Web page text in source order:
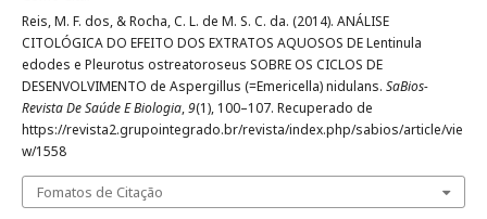
Reis, M. F. dos, & Rocha, C. L. de M. S. C. da. (2014). ANÁLISE
CITOLÓGICA DO EFEITO DOS EXTRATOS AQUOSOS DE Lentinula
edodes e Pleurotus ostreatoroseus SOBRE OS CICLOS DE
DESENVOLVIMENTO de Aspergillus (=Emericella) nidulans. SaBios-
Revista De Saúde E Biologia,9(1), 100–107. Recuperado de
https://revista2.grupointegrado.br/revista/index.php/sabios/article/vie
w/1558
Fomatos de Citação